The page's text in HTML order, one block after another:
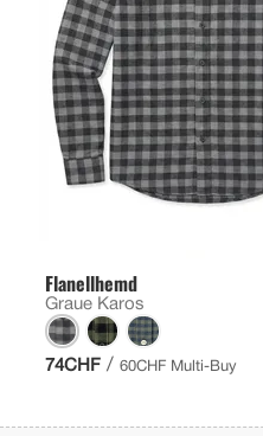
Flanellhemd
Graue Karos
74CHF / 60CHF Multi-Buy